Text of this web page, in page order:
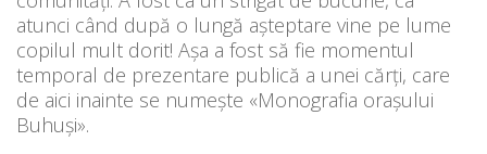
atunci când după o lungă așteptare vine pe lume
copilul mult dorit! Așa a fost să fie momentul
temporal de prezentare publică a unei cărți, care
de aici inainte se numește «Monografia orașului
Buhuși».